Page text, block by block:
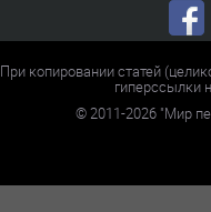
При копировании статей
гиперссылки
©2011-2026 "Мир